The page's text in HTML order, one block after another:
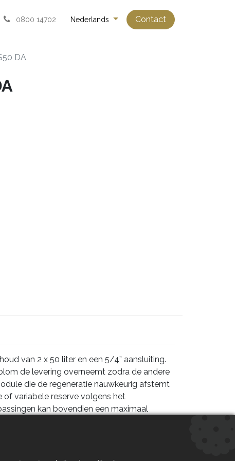
0800 14702 Nederlands Contact
DA
van 2 x 50 liter en een 5/4” aansluiting.
de levering overneemt zodra de andere
die de regeneratie nauwkeurig afstemt
of variabele reserve volgens het
kan bovendien een maximaal
meermaals gebruikt, wat leidt tot een
geheugenback-up, waardoor alle